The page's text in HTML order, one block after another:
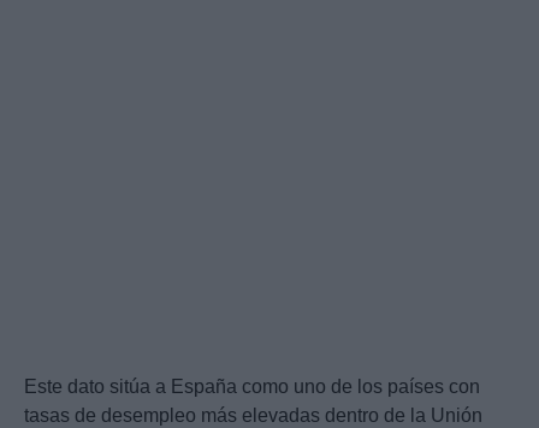
Este dato sitúa a España como uno de los países con
tasas de desempleo más elevadas dentro de la Unión